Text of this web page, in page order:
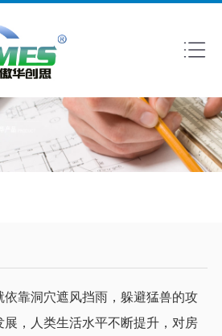
靠洞穴遮风挡雨，躲避猛兽的攻
，人类生活水平不断提升，对房